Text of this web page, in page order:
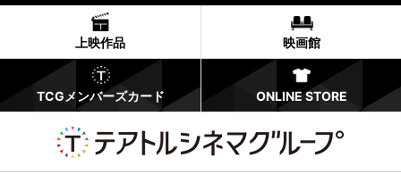
上映作品 映画館
TCGメンバーズカード ONLINE STORE